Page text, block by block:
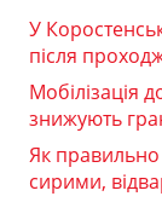
У
після
Мобілізація
знижують
Як
сирими,